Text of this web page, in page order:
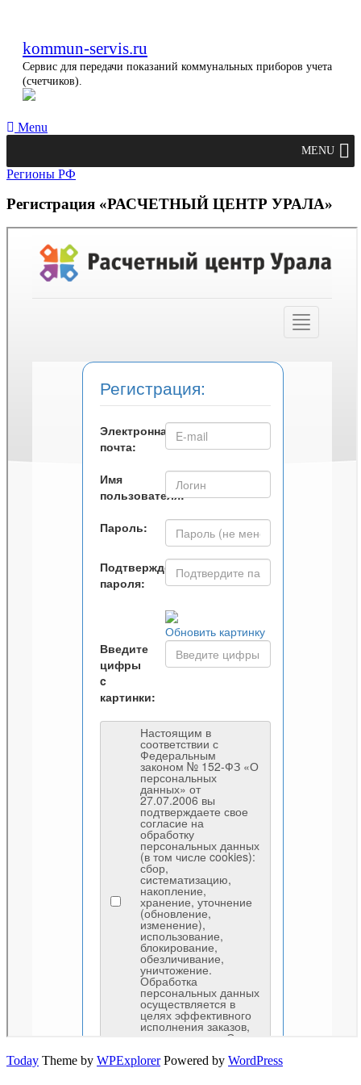
kommun-servis.ru
Сервис для передачи показаний коммунальных приборов учета
(счетчиков).
Menu
MENU
Регионы РФ
Регистрация «РАСЧЕТНЫЙ ЦЕНТР УРАЛА»
Today Theme by WPExplorerPowered by WordPress